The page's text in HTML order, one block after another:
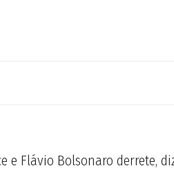
e Flávio Bolsonaro derrete,